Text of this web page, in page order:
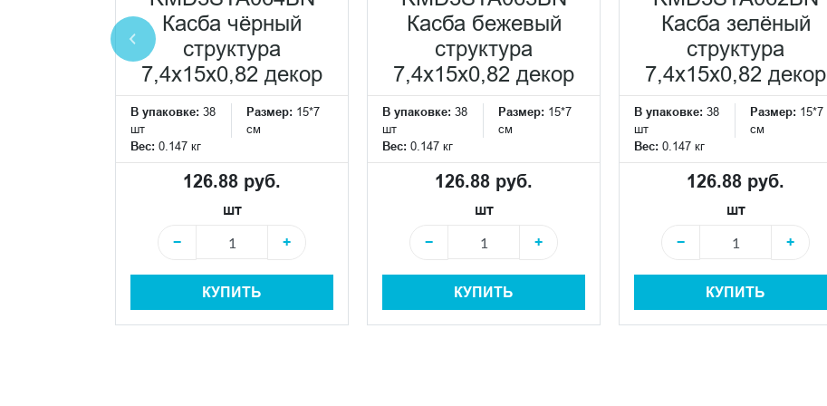
Касба чёрный
структура
7,4x15x0,82 декор
В упаковке: 38
шт
Размер: 15*7
см
Вес: 0.147 кг
126.88 руб.
шт
−
+
КУПИТЬ
Касба бежевый
структура
7,4x15x0,82 декор
В упаковке: 38
шт
Размер: 15*7
см
Вес: 0.147 кг
126.88 руб.
шт
−
+
КУПИТЬ
Касба зелёный
структура
7,4x15x0,82 декор
В упаковке: 38
шт
Размер: 15*7
см
Вес: 0.147 кг
126.88 руб.
шт
−
+
КУПИТЬ